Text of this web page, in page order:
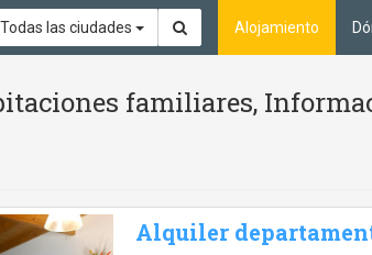
Todas las ciudades Alojamiento
familiares,
Alquiler